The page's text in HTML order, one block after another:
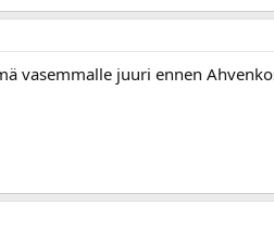
vasemmalle juuri ennen